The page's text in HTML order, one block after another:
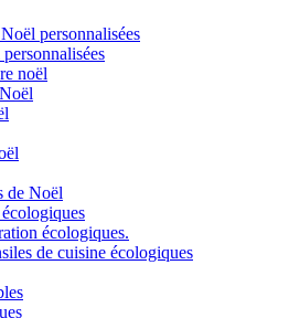
personnalisées
noël
de Noël
écologiques.
de cuisine écologiques